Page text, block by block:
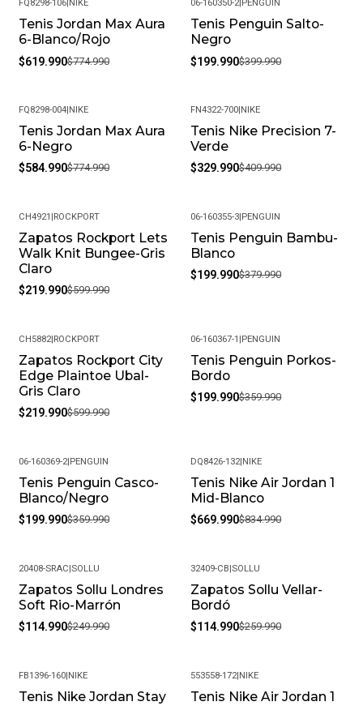
-20%
FQ8298-106| NIKE
Tenis Jordan Max Aura
6-Blanco/Rojo
$619.990$774.990
-50%
06-160350-2| PENGUIN
Tenis Penguin Salto-
Negro
$199.990$399.990
-25%
FQ8298-004| NIKE
Tenis Jordan Max Aura
6-Negro
$584.990$774.990
-20%
FN4322-700 NIKE
Tenis Nike Precision 7-
Verde
$329.990$409.990
-63%
CH4921 ROCKPORT
Zapatos Rockport Lets
Walk Knit Bungee-Gris
Claro
$219.990$599.990
-47%
06-160355-3 PENGUIN
Tenis Penguin Bambu-
Blanco
$199.990$379.990
-63%
CH5882| ROCKPORT
Zapatos Rockport City
Edge Plaintoe Ubal-
Gris Claro
$219.990$599.990
-44%
06-160367-1 PENGUIN
Tenis Penguin Porkos-
Bordo
$199.990$359.990
-44%
06-160369-2| PENGUIN
Tenis Penguin Casco-
Blanco/Negro
$199.990$359.990
-20%
DQ8426-132| NIKE
Tenis Nike Air Jordan 1
Mid-Blanco
$669.990$834.990
-54%
20408-SRAC SOLLU
Zapatos Sollu Londres
Soft Rio-Marrón
$114.990$249.990
-56%
32409-CB |SOLLU
Zapatos Sollu Vellar-
Bordó
$114.990$259.990
-19%
FB1396-160|NIKE
Tenis Nike Jordan Stay
-20%
553558-172|NIKE
Tenis Nike Air Jordan 1